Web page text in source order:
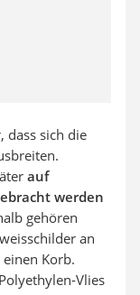
dass sich die
auf
werden
gehören
an
Korb.
Vlies